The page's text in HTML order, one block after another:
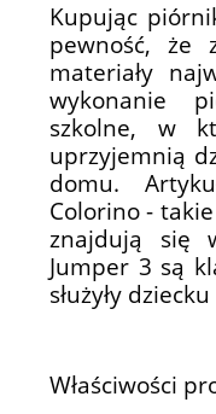
Kupując
pewność, że
materiały
wykonanie
szkolne, w
uprzyjemnią
domu.
Colorino -
znajdują się
Jumper 3 są
służyły
Właściwości